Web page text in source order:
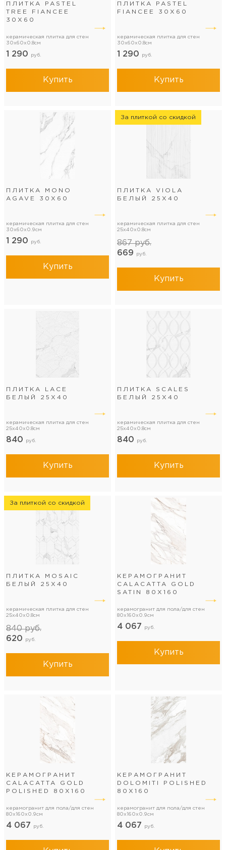
ПЛИТКА PASTEL
TREE FIANCEE
30Х60
керамическая плитка для стен
30x60x0.8см
1 290 руб.
Купить
ПЛИТКА PASTEL
FIANCEE 30Х60
керамическая плитка для стен
30x60x0.8см
1 290 руб.
Купить
ПЛИТКА MONO
AGAVE 30Х60
керамическая плитка для стен
30x60x0.9см
1 290 руб.
Купить
За плиткой со скидкой
ПЛИТКА VIOLA
БЕЛЫЙ 25Х40
керамическая плитка для стен
25x40x0.8см
867руб.
669
руб.
Купить
ПЛИТКА LACE
БЕЛЫЙ 25Х40
керамическая плитка для стен
25x40x0.8см
840 руб.
Купить
ПЛИТКА SCALES
БЕЛЫЙ 25Х40
керамическая плитка для стен
25x40x0.8см
840 руб.
Купить
За плиткой со скидкой
ПЛИТКА MOSAIC
БЕЛЫЙ 25Х40
керамическая плитка для стен
25x40x0.8см
840руб.
620
руб.
Купить
КЕРАМОГРАНИТ
CALACATTA GOLD
SATIN 80Х160
керамогранит для пола/для стен
80x160x0.9см
4 067 руб.
Купить
КЕРАМОГРАНИТ
CALACATTA GOLD
POLISHED 80Х160
керамогранит для пола/для стен
80x160x0.9см
4 067 руб.
КЕРАМОГРАНИТ
DOLOMITI POLISHED
80Х160
керамогранит для пола/для стен
80x160x0.9см
4 067 руб.